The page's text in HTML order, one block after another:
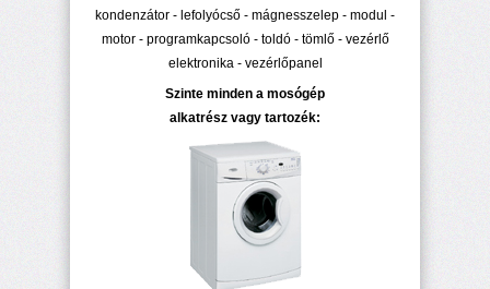
kondenzátor - lefolyócső - mágnesszelep - modul -
motor - programkapcsoló - toldó - tömlő - vezérlő
elektronika - vezérlőpanel
Szinte minden a mosógép
alkatrész vagy tartozék: